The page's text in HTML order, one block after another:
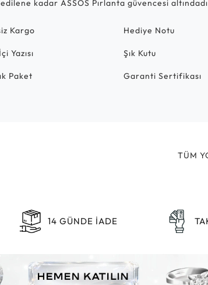
kadar ASSOS Pırlanta güvencesi
Kargo Hediye Notu
Yazısı Şık Kutu
Paket Garanti Sertifikası
TÜM
14 GÜNDE İADE